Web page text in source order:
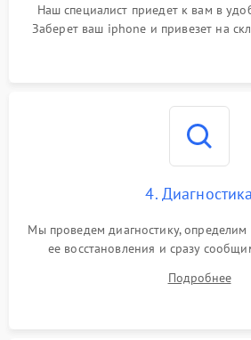
Наш специалист приедет к вам в
Заберет ваш iphone и привезет на
4. Диагностика
Мы проведем диагностику, определим
ее восстановления и сразу
Подробнее